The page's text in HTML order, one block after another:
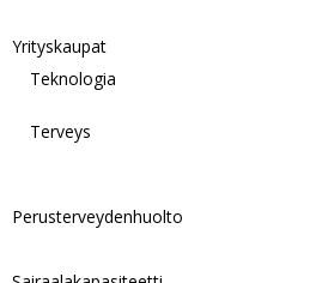
Yrityskaupat
Teknologia
Terveys
Perusterveydenhuolto